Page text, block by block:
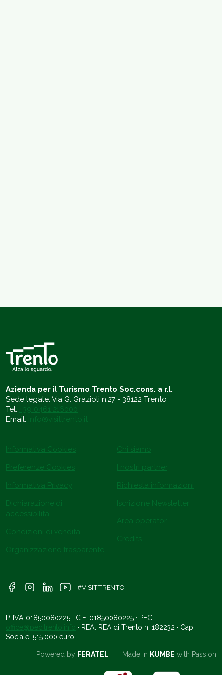
Azienda per il Turismo Trento Soc.cons. a r.l.
Sede legale: Via G. Grazioli n.27 - 38122 Trento
Tel. +39 0461 216000
Email: info@visittrento.it
Informativa Cookies
Preferenze Cookies
Informativa Privacy
Dichiarazione di
accessibilità
Condizioni di vendita
Organizzazione trasparente
Chi siamo
I nostri partner
Richiesta informazioni
Iscrizione Newsletter
Area operatori
Credits
#VISITTRENTO
P. IVA 01850080225 · C.F. 01850080225 · PEC:
office@pec.trento.info · REA: REA di Trento n. 182232 · Cap.
Sociale: 515.000 euro
Powered by FERATEL Made in KUMBE with Passion